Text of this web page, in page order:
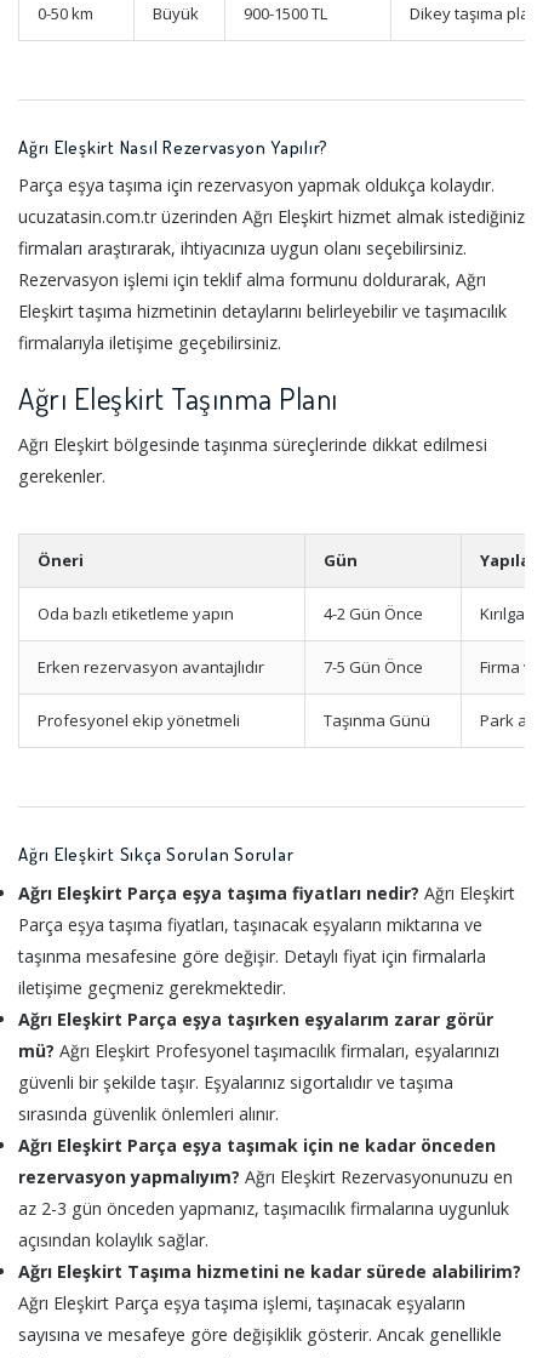
0-50 km Büyük 900-1500 TL Dikey taşıma planı
Ağrı Eleşkirt Nasıl Rezervasyon Yapılır?
Parça eşya taşıma için rezervasyon yapmak oldukça kolaydır.
ucuzatasin.com.tr üzerinden Ağrı Eleşkirt hizmet almak istediğiniz
firmaları araştırarak, ihtiyacınıza uygun olanı seçebilirsiniz.
Rezervasyon işlemi için teklif alma formunu doldurarak, Ağrı
Eleşkirt taşıma hizmetinin detaylarını belirleyebilir ve taşımacılık
firmalarıyla iletişime geçebilirsiniz.
Ağrı Eleşkirt Taşınma Planı
Ağrı Eleşkirt bölgesinde taşınma süreçlerinde dikkat edilmesi
gerekenler.
Öneri Gün
Oda bazlı etiketleme yapın 4-2 Gün Önce
Erken rezervasyon avantajlıdır 7-5 Gün Önce Firma
Profesyonel ekip yönetmeli Taşınma Günü Park
Ağrı Eleşkirt Sıkça Sorulan Sorular
Ağrı Eleşkirt Parça eşya taşıma fiyatları nedir? Ağrı Eleşkirt
Parça eşya taşıma fiyatları, taşınacak eşyaların miktarına ve
taşınma mesafesine göre değişir. Detaylı fiyat için firmalarla
iletişime geçmeniz gerekmektedir.
Ağrı Eleşkirt Parça eşya taşırken eşyalarım zarar görür
mü? Ağrı Eleşkirt Profesyonel taşımacılık firmaları, eşyalarınızı
güvenli bir şekilde taşır. Eşyalarınız sigortalıdır ve taşıma
sırasında güvenlik önlemleri alınır.
Ağrı Eleşkirt Parça eşya taşımak için ne kadar önceden
rezervasyon yapmalıyım? Ağrı Eleşkirt Rezervasyonunuzu en
az 2-3 gün önceden yapmanız, taşımacılık firmalarına uygunluk
açısından kolaylık sağlar.
Ağrı Eleşkirt Taşıma hizmetini ne kadar sürede alabilirim?
Ağrı Eleşkirt Parça eşya taşıma işlemi, taşınacak eşyaların
sayısına ve mesafeye göre değişiklik gösterir. Ancak genellikle